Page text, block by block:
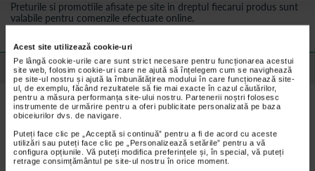
Acest site utilizează cookie-uri
Pe lângă cookie-urile care sunt strict necesare pentru funcționarea acestui
site web, folosim cookie-uri care ne ajută să înțelegem cum se navighează
pe site-ul nostru și ajută la îmbunătățirea modului în care funcționează site-
ul, de exemplu, făcând rezultatele să fie mai exacte în cazul căutărilor,
pentru a măsura performanța site-ului nostru. Partenerii noștri folosesc
instrumente de urmărire pentru a oferi publicitate personalizată pe baza
obiceiurilor dvs. de navigare.
Puteți face clic pe „Acceptă si continuă” pentru a fi de acord cu aceste
utilizări sau puteți face clic pe „Personalizează setările” pentru a vă
configura opțiunile. Vă puteți modifica preferințele și, în special, vă puteți
retrage consimțământul pe site-ul nostru în orice moment.
Preturile si promotiile afisate pe site in dreptul fiecarui produs sunt
valabile pentru comenzile efectuate online.
Detalii despre produs
Pentru ce se recomanda gulerul cervical Nelson
Gulerul cervical Nelson este recomandat:
pentru dureri in zona cervicala, dureri cervicale musculare,
in tratarea osteoartritei si a herniei de disc cervicale